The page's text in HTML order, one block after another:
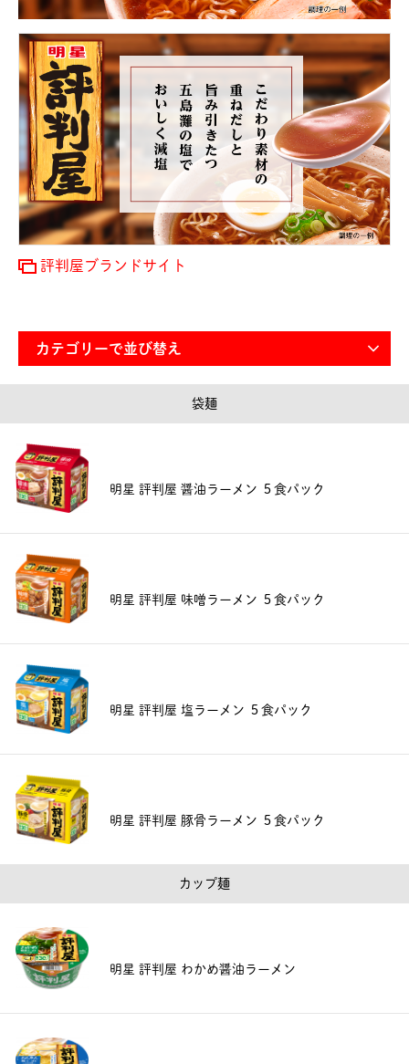
評判屋ブランドサイト
袋麺
明星 評判屋 醤油ラーメン ５食パック
明星 評判屋 味噌ラーメン ５食パック
明星 評判屋 塩ラーメン ５食パック
明星 評判屋 豚骨ラーメン ５食パック
カップ麺
明星 評判屋 わかめ醤油ラーメン